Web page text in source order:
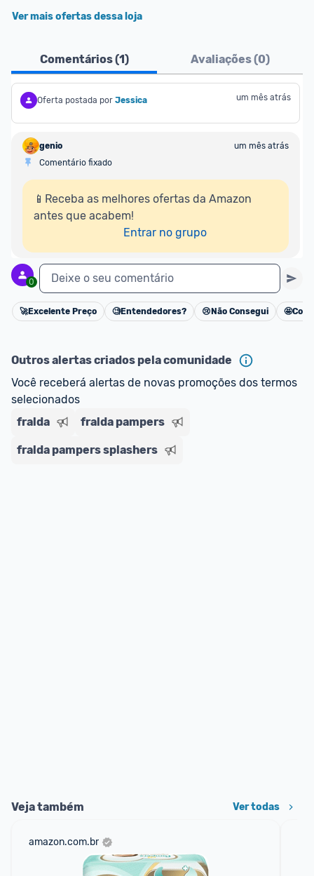
Ver mais ofertas dessa loja
Comentários (1) Avaliações (0)
Oferta postada por Jessica um mês atrás
genio
um mês atrás
Comentário fixado
📱Receba as melhores ofertas da Amazon
antes que acabem!
Entrar no grupo
0 Deixe o seu comentário
Cancelar
🚀Excelente Preço 🧐Entendedores? 😢 Não Consegui 🤩
Outros alertas criados pela comunidade
Você receberá alertas de novas promoções dos termos
selecionados
fralda
fralda pampers
fralda pampers splashers
Veja também Ver todas
amazon.com.br